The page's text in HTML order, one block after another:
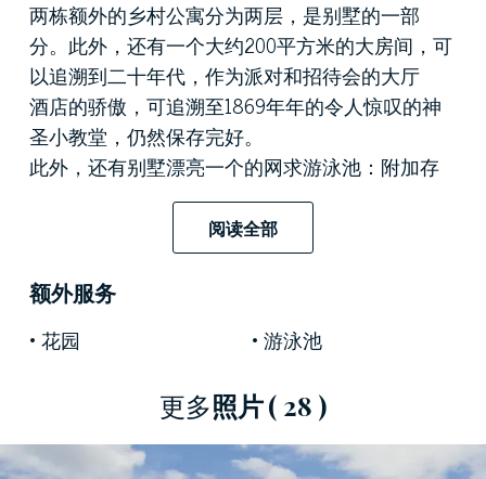
两栋额外的乡村公寓分为两层，是别墅的一部
分。此外，还有一个大约200平方米的大房间，可
以追溯到二十年代，作为派对和招待会的大厅
酒店的骄傲，可追溯至1869年年的令人惊叹的神
圣小教堂，仍然保存完好。
此外，还有别墅漂亮一个的网求游泳池：附加存
储空间，以及其他各种当地商店/存放处，还有农
周边土地面积达4000平方米，位置乡村私人环境
距离城市服务不远，使该物业非常适合旅游使
阅读全部
额外服务
花园 游泳池
更多照片( 28 )